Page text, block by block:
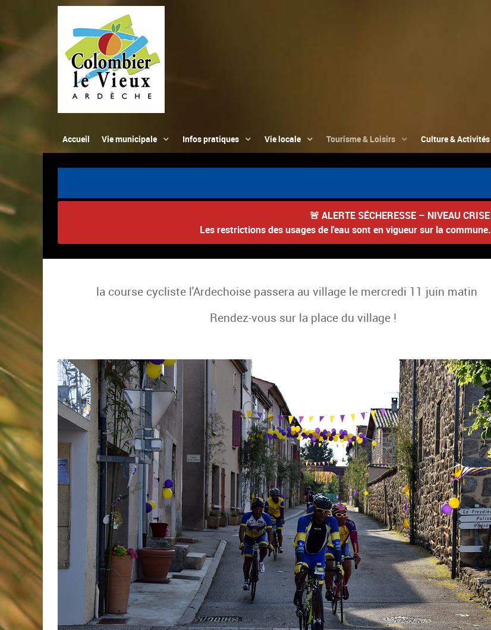
Accueil Vie municipale Infos pratiques Vie locale Tourisme & Loisirs Culture & Activités
🚨 ALERTE SÉCHERESSE – NIVEAU CRISE
Les restrictions des usages de l'eau sont en vigueur sur la commune.
la course cycliste l'Ardechoise passera au village le mercredi 11 juin matin
Rendez-vous sur la place du village !